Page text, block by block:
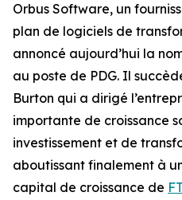
Orbus Software, un
plan de logiciels de
annoncé aujourd’hui la
au poste de PDG. Il
Burton qui a dirigé
importante de croissance
investissement et de
aboutissant finalement à
capital de croissance de